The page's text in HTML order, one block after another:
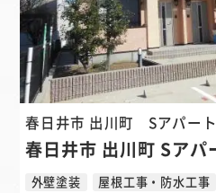
春日井市 出川町 Sアパート
外壁塗装 屋根工事・防水工事